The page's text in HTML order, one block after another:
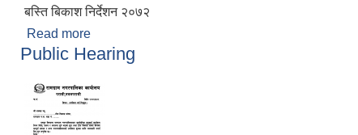
बस्ति बिकाश निर्देशन २०७२
Read more
Public Hearing